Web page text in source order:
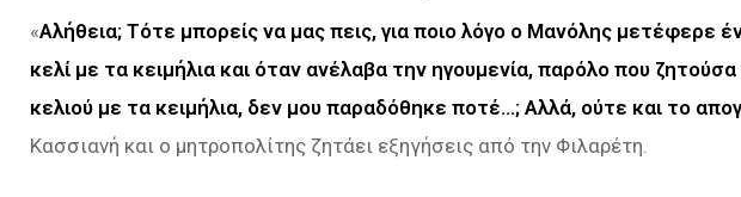
«Αλήθεια; Τότε μπορείς να μας πεις, για ποιο λόγο ο Μανόλης μετέφερε
κελί με τα κειμήλια και όταν ανέλαβα την ηγουμενία, παρόλο που
κελιού με τα κειμήλια, δεν μου παραδόθηκε ποτέ…; Αλλά, ούτε και το
Κασσιανή και ο μητροπολίτης ζητάει εξηγήσεις από την Φιλαρέτη.